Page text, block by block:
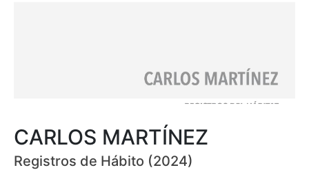
CARLOS MARTÍNEZ
Registros de Hábito (2024)